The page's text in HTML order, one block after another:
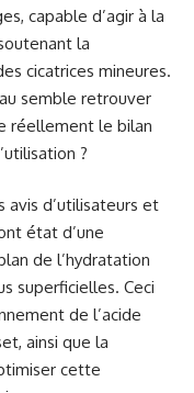
capable d’agir à la
la
cicatrices mineures.
semble retrouver
réellement le bilan
?
avis d’utilisateurs et
état d’une
de l’hydratation
superficielles. Ceci
de l’acide
ainsi que la
cette